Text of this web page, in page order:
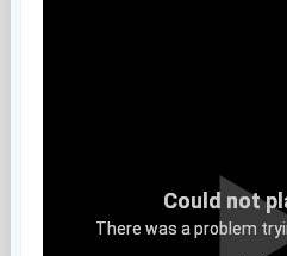
Could not
There was a problem